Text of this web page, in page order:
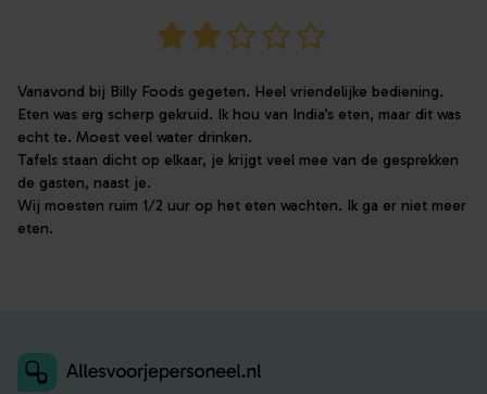
Vanavond bij Billy Foods gegeten. Heel vriendelijke bediening.
Eten was erg scherp gekruid. Ik hou van India’s eten, maar dit was
echt te. Moest veel water drinken.
Tafels staan dicht op elkaar, je krijgt veel mee van de gesprekken
de gasten, naast je.
Wij moesten ruim 1/2 uur op het eten wachten. Ik ga er niet meer
eten.